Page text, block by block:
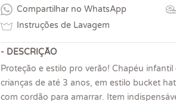
Compartilhar no WhatsApp
Instruções de Lavagem
- DESCRIÇÃO
Proteção e estilo pro verão! Chapéu
crianças de até 3 anos, em estilo bucket
com cordão para amarrar. Item